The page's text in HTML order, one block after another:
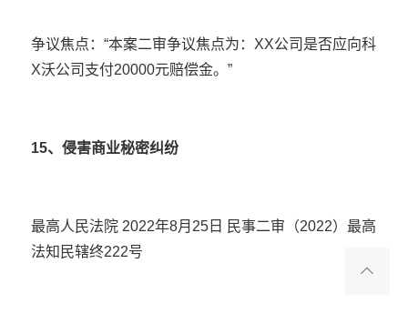
争议焦点：“本案二审争议焦点为：XX公司是否应向科
X沃公司支付20000元赔偿金。”
15、侵害商业秘密纠纷
最高人民法院 2022年8月25日 民事二审（2022）最高
法知民辖终222号